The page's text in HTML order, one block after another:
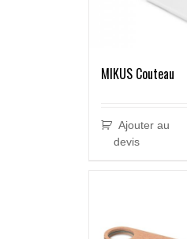
MIKUS Couteau
Ajouter au
devis